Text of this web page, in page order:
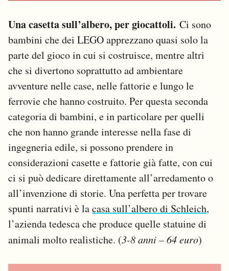
Una casetta sull’albero, per giocattoli. Ci sono
bambini che dei LEGO apprezzano quasi solo la
parte del gioco in cui si costruisce, mentre altri
che si divertono soprattutto ad ambientare
avventure nelle case, nelle fattorie e lungo le
ferrovie che hanno costruito. Per questa seconda
categoria di bambini, e in particolare per quelli
che non hanno grande interesse nella fase di
ingegneria edile, si possono prendere in
considerazioni casette e fattorie già fatte, con cui
ci si può dedicare direttamente all’arredamento o
all’invenzione di storie. Una perfetta per trovare
spunti narrativi è lacasa sull’albero di Schleich,
l’azienda tedesca che produce quelle statuine di
animali molto realistiche. (3-8 anni – 64 euro)